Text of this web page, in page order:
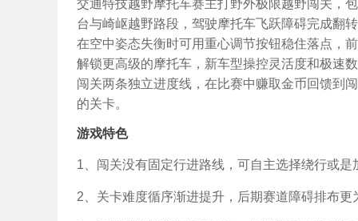
交通特技越野摩托车赛主打野外极限越野闯关，
台与崎岖越野路段，驾驶摩托车飞跃障碍完成翻
在空中姿态失衡时可用重心调节按钮稳住落点，
解锁更高级的摩托车，新车型操控灵活度和极速
闯关两条独立进度线，在比赛中赚取金币回馈到
的关卡。
游戏特色
1、闯关没有固定行进路线，可自主选择绕行或
2、关卡难度循序渐进提升，后期赛道障碍排布